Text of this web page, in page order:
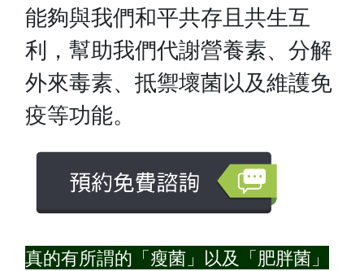
能夠與我們和平共存且共生互
利，幫助我們代謝營養素、分解
外來毒素、抵禦壞菌以及維護免
疫等功能。
真的有所謂的「瘦菌」以及「肥胖菌」